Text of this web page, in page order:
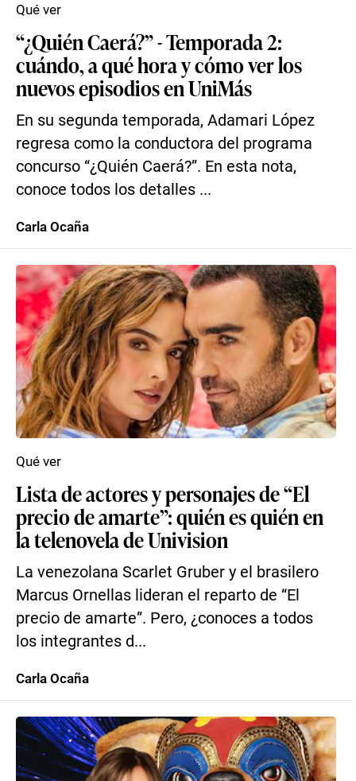
“¿Quién Caerá?” - Temporada 2:
cuándo, a qué hora y cómo ver los
nuevos episodios en UniMás
En su segunda temporada, Adamari López
regresa como la conductora del programa
concurso “¿Quién Caerá?”. En esta nota,
conoce todos los detalles ...
Qué ver
Carla Ocaña
Lista de actores y personajes de “El
precio de amarte”: quién es quién en
la telenovela de Univision
La venezolana Scarlet Gruber y el brasilero
Marcus Ornellas lideran el reparto de “El
precio de amarte”. Pero, ¿conoces a todos
los integrantes d...
Qué ver
Carla Ocaña